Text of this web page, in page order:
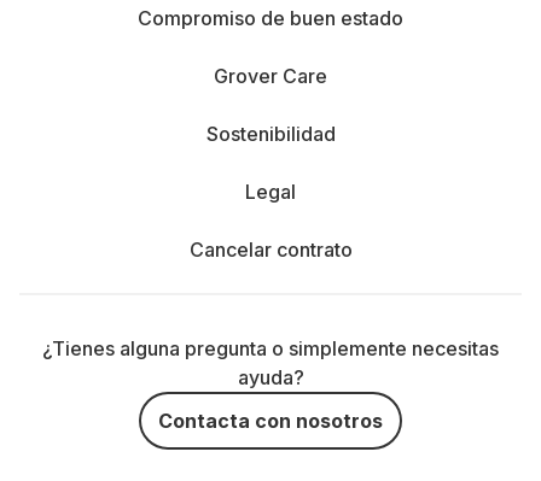
Compromiso de buen estado
Grover Care
Sostenibilidad
Legal
Cancelar contrato
¿Tienes alguna pregunta o simplemente necesitas
ayuda?
Contacta con nosotros